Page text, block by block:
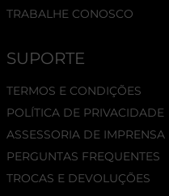
TRABALHE CONOSCO
SUPORTE
TERMOS E CONDIÇÕES
POLÍTICA DE PRIVACIDADE
ASSESSORIA DE IMPRENSA
PERGUNTAS FREQUENTES
TROCAS E DEVOLUÇÕES